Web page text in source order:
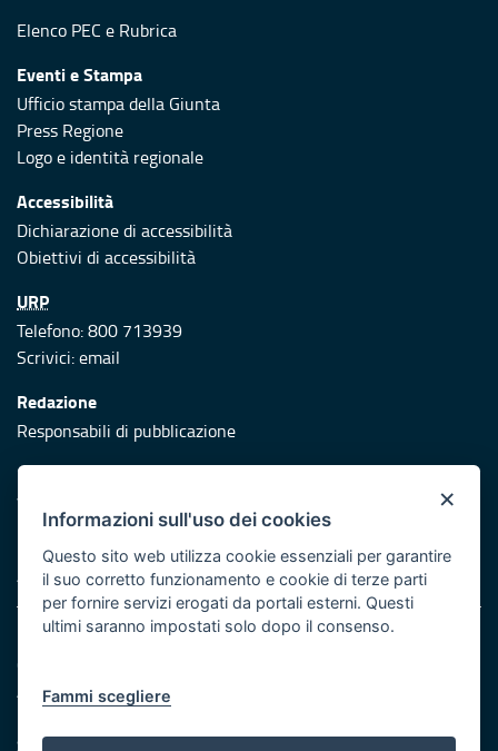
Elenco PEC e Rubrica
Eventi e Stampa
Ufficio stampa della Giunta
Press Regione
Logo e identità regionale
Accessibilità
Dichiarazione di accessibilità
Obiettivi di accessibilità
URP
Telefono: 800 713939
Scrivici:email
Redazione
Responsabili di pubblicazione
Protezione civile
Vai al sito di Protezione Civile Puglia
Iniziativa finanziata con risorse del POR Puglia 2014/2020 -
Asse XI
Note legali
Cookie e privacy
Atti di notifica
Servizi Intranet
×
Informazioni sull'uso dei cookies
Questo sito web utilizza cookie essenziali per garantire
il suo corretto funzionamento e cookie di terze parti
per fornire servizi erogati da portali esterni. Questi
ultimi saranno impostati solo dopo il consenso.
Fammi scegliere